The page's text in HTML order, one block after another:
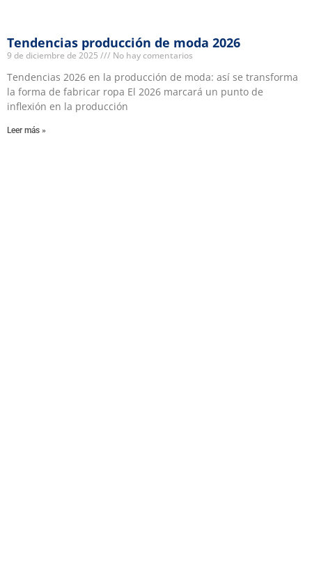
Tendencias producción de moda 2026
9 de diciembre de 2025 No hay comentarios
Tendencias 2026 en la producción de moda: así se transforma
la forma de fabricar ropa El 2026 marcará un punto de
inflexión en la producción
Leer más »